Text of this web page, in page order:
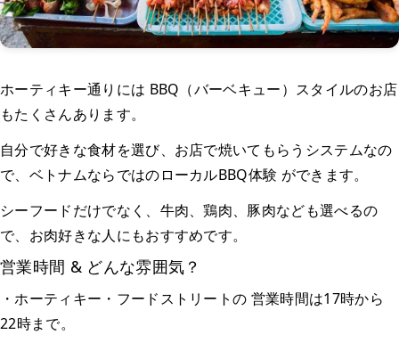
ホーティキー通りには BBQ（バーベキュー）スタイルのお店
もたくさんあります。
自分で好きな食材を選び、お店で焼いてもらうシステムなの
で、ベトナムならではのローカルBBQ体験 ができます。
シーフードだけでなく、牛肉、鶏肉、豚肉なども選べるの
で、お肉好きな人にもおすすめです。
営業時間 & どんな雰囲気？
・ホーティキー・フードストリートの 営業時間は17時から
22時まで。